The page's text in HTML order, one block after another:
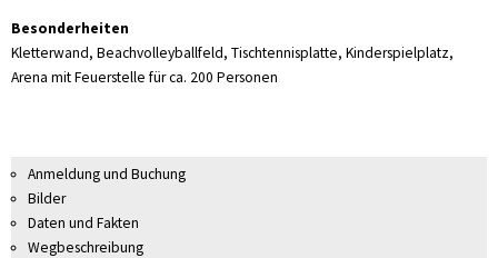
Besonderheiten
Kletterwand, Beachvolleyballfeld, Tischtennisplatte, Kinderspielplatz,
Arena mit Feuerstelle für ca. 200 Personen
Anmeldung und Buchung
Bilder
Daten und Fakten
Wegbeschreibung